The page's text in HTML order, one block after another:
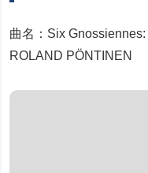
曲名：Six
ROLAND PÖNTINEN